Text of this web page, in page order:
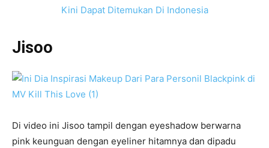
Kini Dapat Ditemukan Di Indonesia
Jisoo
Di video ini Jisoo tampil dengan eyeshadow berwarna
pink keunguan dengan eyeliner hitamnya dan dipadu